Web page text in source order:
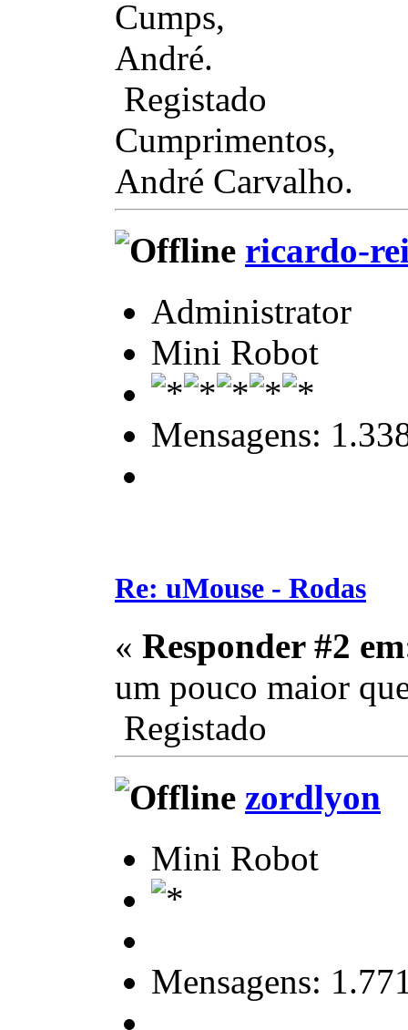
Cumps,
André.
Registado
Cumprimentos,
André Carvalho.
ricardo-
Administrator
Mini Robot
Mensagens:
Re: uMouse - Rodas
« Responder #2
um pouco maior
Registado
zordlyon
Mini Robot
Mensagens: